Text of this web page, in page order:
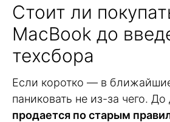
Стоит ли
MacBook до
техсбора
Если коротко — в
паниковать не из-за чего. До
продается по старым